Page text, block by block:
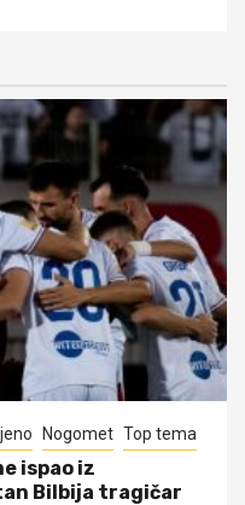
Nogomet Top tema
ispao iz
Bilbija tragičar